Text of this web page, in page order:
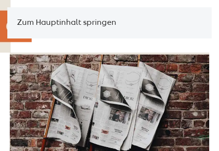
Zum Hauptinhalt springen